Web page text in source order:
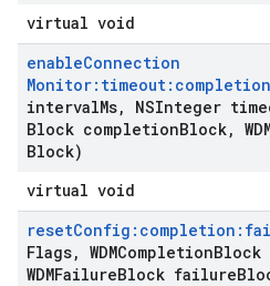
virtual void
enableConnection
intervalMs, NSInteger
Block completionBlock,
Block)
virtual void
reset
Flags, WDMCompletionBlock
WDMFailureBlock failure